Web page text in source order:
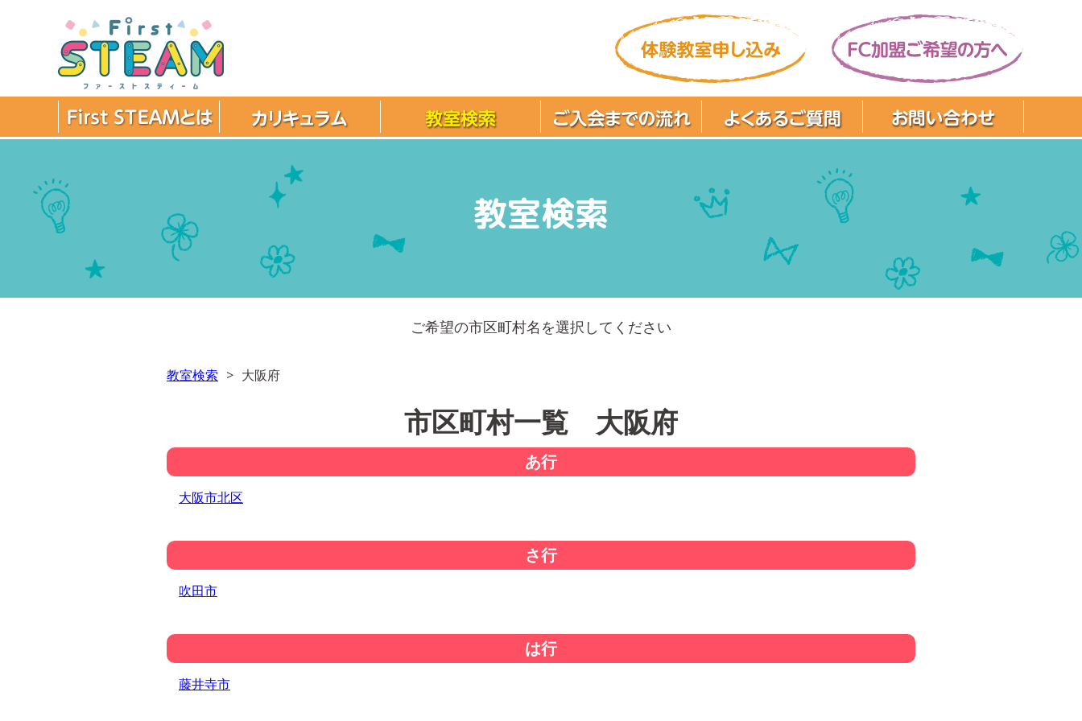
教室検索
ご希望の市区町村名を選択してください
教室検索 大阪府
市区町村一覧 大阪府
あ行
大阪市北区
さ行
吹田市
は行
藤井寺市